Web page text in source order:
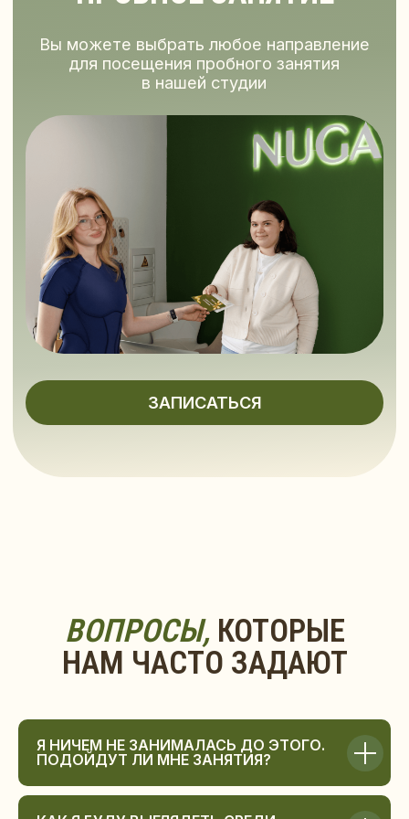
Я НИЧЕМ НЕ ЗАНИМАЛАСЬ ДО ЭТОГО.
ПОДОЙДУТ ЛИ МНЕ ЗАНЯТИЯ?
+7
Я предоставляю ИП Берестовая Дина
Валерьевна
согласие на обработку своих
персональных данных,
подтверждаю ознакомление и согласие с
Я предоставляю ИП Берестовая Дина
Валерьевнасогласие на получение
рекламно-информационных материалов
ОТПРАВИТЬ